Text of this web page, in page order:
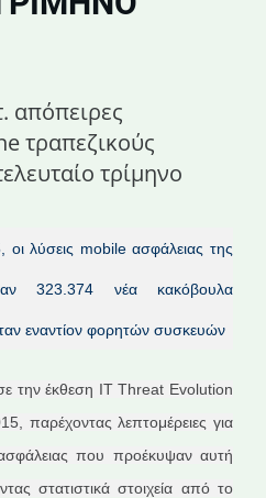
οι λύσεις mobile ασφάλειας της
323.374 νέα κακόβουλα
εναντίον φορητών συσκευών
την έκθεση IT Threat Evolution
παρέχοντας λεπτομέρειες για
που προέκυψαν αυτή
στατιστικά στοιχεία από το